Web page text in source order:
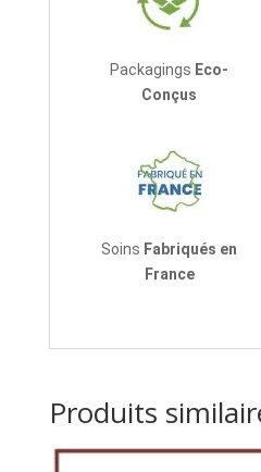
Packagings Eco-
Conçus
Soins Fabriqués en
France
Produits